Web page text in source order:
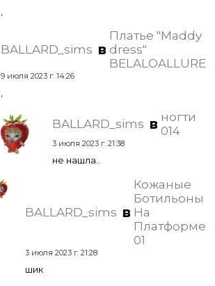
BALLARD_sims в
Платье "Maddy
dress"
BELALOALLURE
9 июля 2023 г. 14:26
BALLARD_sims в ногти
014
3 июля 2023 г. 21:38
не нашла..
BALLARD_sims в
Кожаные
Ботильоны
На
Платформе
01
3 июля 2023 г. 21:28
шик